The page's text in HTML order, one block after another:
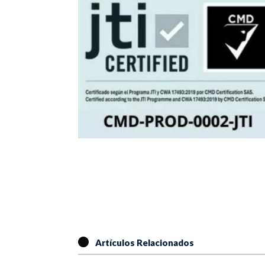
Artículos Relacionados